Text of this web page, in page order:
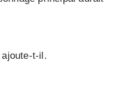
t-il.